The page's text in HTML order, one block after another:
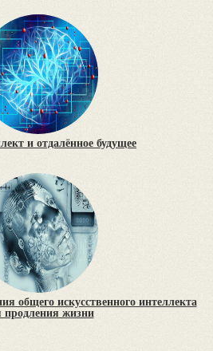
и отдалённое будущее
общего искусственного интеллекта
продления жизни